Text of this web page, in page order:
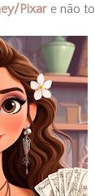
Pixare não to